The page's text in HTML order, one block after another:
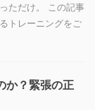
ただけ。 この記事
トレーニングをご
か？緊張の正